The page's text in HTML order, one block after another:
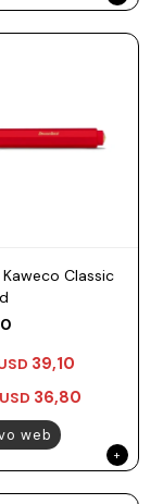
Classic
USD 36,80
39,10
web